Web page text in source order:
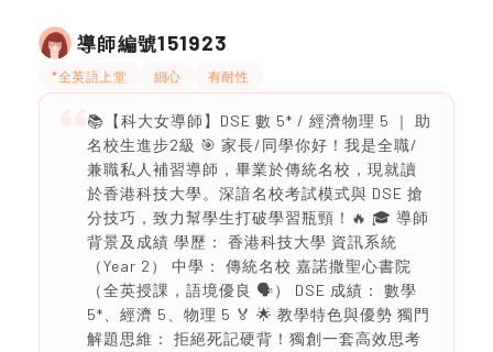
導師編號151923
*全英語上堂 細心 有耐性
📚【科大女導師】DSE 數 5* / 經濟物理 5 ｜ 助
名校生進步2級 🎯 家長/同學你好！我是全職/
兼職私人補習導師，畢業於傳統名校，現就讀
於香港科技大學。深諳名校考試模式與 DSE 搶
分技巧，致力幫學生打破學習瓶頸！🔥 🎓 導師
背景及成績 學歷： 香港科技大學 資訊系統
（Year 2） 中學： 傳統名校 嘉諾撒聖心書院
（全英授課，語境優良 🗣️） DSE 成績： 數學
5*、經濟 5、物理 5 🏅 🌟 教學特色與優勢 獨門
解題思維： 拒絕死記硬背！獨創一套高效思考